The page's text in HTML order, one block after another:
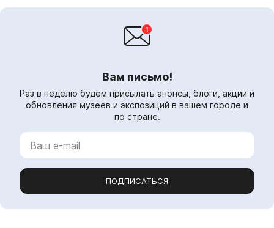
Вам письмо!
Раз в неделю будем присылать анонсы, блоги, акции и
обновления музеев и экспозиций в вашем городе и
по стране.
ПОДПИСАТЬСЯ